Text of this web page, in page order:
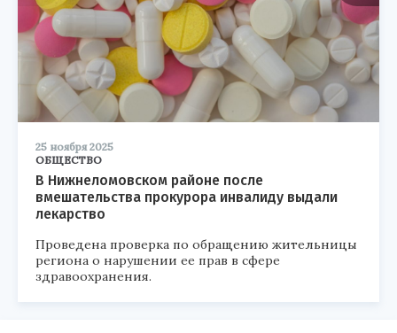
25 ноября 2025
ОБЩЕСТВО
В Нижнеломовском районе после
вмешательства прокурора инвалиду выдали
лекарство
Проведена проверка по обращению жительницы
региона о нарушении ее прав в сфере
здравоохранения.